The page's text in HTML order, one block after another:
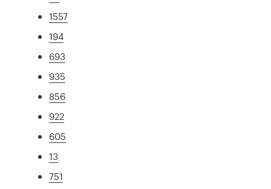
1557
194
693
935
856
922
605
13
751